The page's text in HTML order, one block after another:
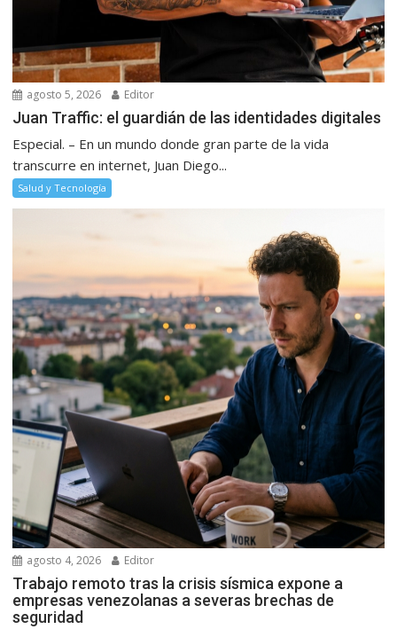
agosto 5, 2026 Editor
Juan Traffic: el guardián de las identidades digitales
Especial. – En un mundo donde gran parte de la vida
transcurre en internet, Juan Diego...
Salud y Tecnología
agosto 4, 2026 Editor
Trabajo remoto tras la crisis sísmica expone a
empresas venezolanas a severas brechas de
seguridad